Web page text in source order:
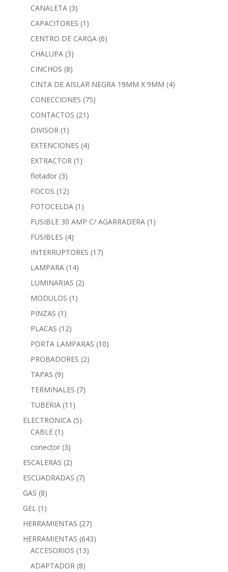
CANALETA (3)
CAPACITORES (1)
CENTRO DE CARGA (6)
CHALUPA (3)
CINCHOS (8)
CINTA DE AISLAR NEGRA 19MM X 9MM (4)
CONECCIONES (75)
CONTACTOS (21)
DIVISOR (1)
EXTENCIONES (4)
EXTRACTOR (1)
flotador (3)
FOCOS (12)
FOTOCELDA (1)
FUSIBLE 30 AMP C/ AGARRADERA (1)
FUSIBLES (4)
INTERRUPTORES (17)
LAMPARA (14)
LUMINARIAS (2)
MODULOS (1)
PINZAS (1)
PLACAS (12)
PORTA LAMPARAS (10)
PROBADORES (2)
TAPAS (9)
TERMINALES (7)
TUBERIA (11)
ELECTRONICA (5)
CABLE (1)
conector (3)
ESCALERAS (2)
ESCUADRADAS (7)
GAS (8)
GEL (1)
HERRAMIENTAS (27)
HERRAMIENTAS (643)
ACCESORIOS (13)
ADAPTADOR (8)